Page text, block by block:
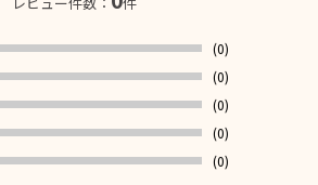
(0)
(0)
(0)
(0)
(0)